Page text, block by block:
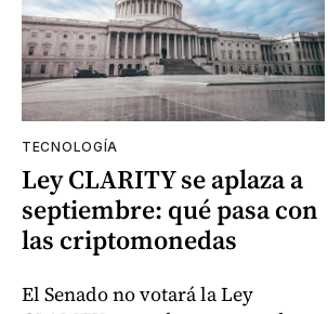
TECNOLOGÍA
Ley CLARITY se aplaza a
septiembre: qué pasa con
las criptomonedas
El Senado no votará la Ley